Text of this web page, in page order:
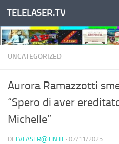
Salta al contenuto
TELELASER.TV
UNCATEGORIZED
Aurora Ramazzotti
“Spero di aver
Michelle”
DI TVLASER@TIN.IT · 07/11/2025